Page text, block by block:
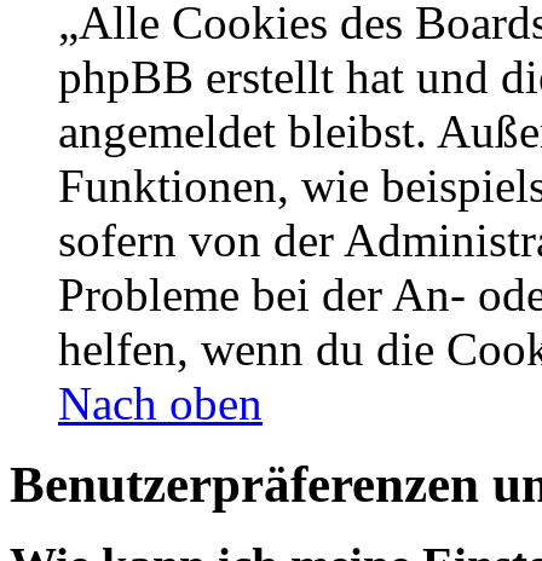
„Alle Cookies des
phpBB erstellt hat und
angemeldet bleibst.
Funktionen, wie
sofern von der
Probleme bei der An-
helfen, wenn du die
Nach oben
Benutzerpräferenzen